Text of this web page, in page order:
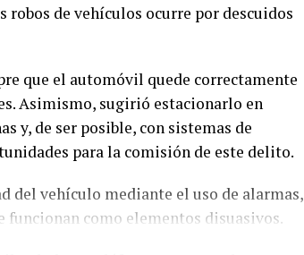
de vehículos ocurre por descuidos
que el automóvil quede correctamente
Asimismo, sugirió estacionarlo en
y, de ser posible, con sistemas de
para la comisión de este delito.
del vehículo mediante el uso de alarmas,
como elementos disuasivos.